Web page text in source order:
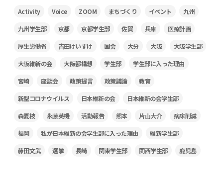
Activity Voice ZOOM まちづくり イベント 九州
九州学生部 京都 京都学生部 佐賀 兵庫 医療計画
厚生労働省 吉田けいすけ 国会 大分 大阪 大阪学生部
大阪維新の会 大阪都構想 学生部 学生部に入った理由
宮崎 座談会 政策提言 政策議論 教育
新型コロナウイルス 日本維新の会 日本維新の会学生部
森夏枝 永藤英機 活動報告 熊本 片山大介 病床削減
福岡 私が日本維新の会学生部に入った理由 維新学生部
藤田文武 選挙 長崎 関東学生部 関西学生部 鹿児島